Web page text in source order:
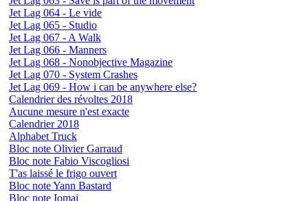
Jet Lag 064 - Le vide
Jet Lag 065 - Studio
Jet Lag 067 - A Walk
Jet Lag 066 - Manners
Jet Lag 068 - Nonobjective Magazine
Jet Lag 070 - System Crashes
Jet Lag 069 - How i can be anywhere else?
Calendrier des révoltes 2018
Aucune mesure n'est exacte
Calendrier 2018
Alphabet Truck
Bloc note Olivier Garraud
Bloc note Fabio Viscogliosi
T'as laissé le frigo ouvert
Bloc note Yann Bastard
Bloc note Iomai